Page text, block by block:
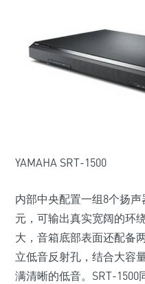
YAMAHA SRT-1500
内部中央配置一组8个扬
元，可输出真实宽阔的环
大，音箱底部表面还配备
立低音反射孔，结合大容
满清晰的低音。SRT-